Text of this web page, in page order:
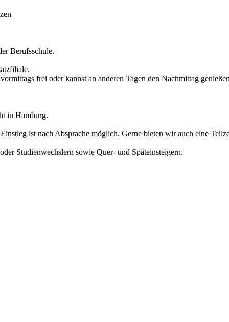
Berufsschule.
frei oder kannst an anderen Tagen den Nachmittag
in Hamburg.
ist nach Absprache möglich. Gerne bieten wir auch eine
Studienwechslern sowie Quer- und Späteinsteigern.